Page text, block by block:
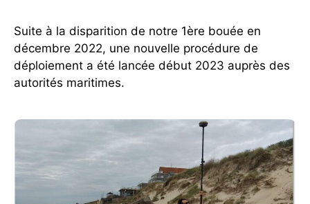
Suite à la disparition de notre 1ère bouée en
décembre 2022, une nouvelle procédure de
déploiement a été lancée début 2023 auprès des
autorités maritimes.